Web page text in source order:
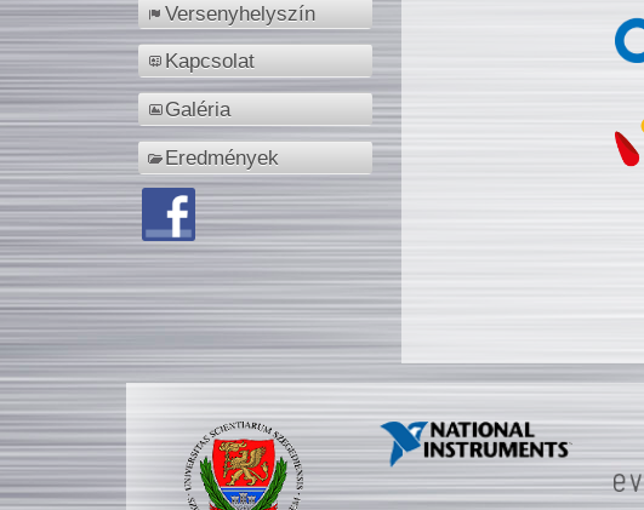
Versenyhelyszín
Kapcsolat
Galéria
Eredmények